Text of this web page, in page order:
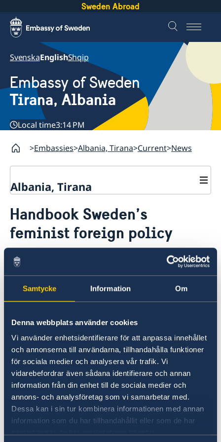
Samtycke Information Om
Denna webbplats använder cookies
Vi använder enhetsidentifierare för att anpassa innehållet
och annonserna till användarna, tillhandahålla funktioner
för sociala medier och analysera vår trafik. Vi
vidarebefordrar även sådana identifierare och annan
information från din enhet till de sociala medier och
annons- och analysföretag som vi samarbetar med.
Dessa kan i sin tur kombinera informationen med annan
information som du har tillhandahållit eller som de har
Sweden Abroad
SvenskaEnglishShqip
Embassy of Sweden
Tirana, Albania
Local time3:14 PM
Embassies Albania, Tirana Current News
Albania, Tirana
About us
Ambassador
Current
News
Notice of contracts procured from Challenge Fund
under EU4Innovation project
Calendar
Data protection policy for missions abroad
Handbook Sweden’s
feminist foreign policy
24 Aug 2018
In October 2014, Sweden became the
first country in the world to launch a
applying a systematic gender equality
perspective throughout the whole
foreign policy agenda. This handbook
should be a resource for international
work relating to gender equality and
all women’s and girls’ full enjoyment of
human rights.